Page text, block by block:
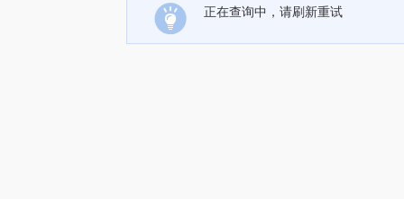
正在查询中，请刷新重试